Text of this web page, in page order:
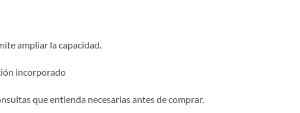
ampliar la capacidad.
incorporado
que entienda necesarias antes de comprar.